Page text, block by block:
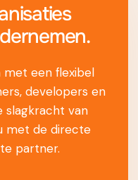
met een flexibel
developers en
slagkracht van
met de directe
partner.